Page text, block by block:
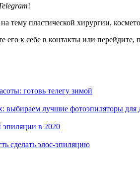
!
тему пластической хирургии,
его к себе в контакты или перейдите,
готовь телегу зимой
выбираем лучшие фотоэпиляторы для
эпиляции в 2020
сделать элос-эпиляцию